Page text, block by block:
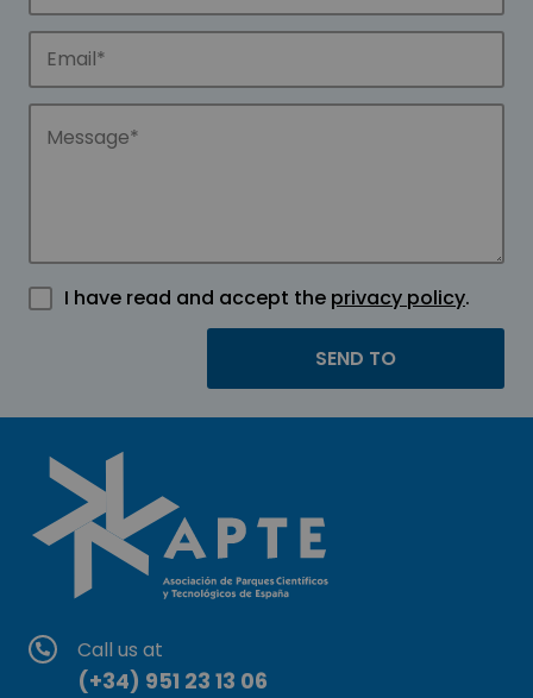
I have read and accept the privacy policy.
Call us at
(+34) 951 23 13 06